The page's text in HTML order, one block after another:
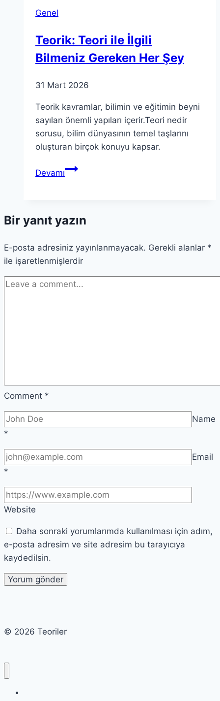
Genel
Teorik: Teori ile İlgili
Bilmeniz Gereken Her Şey
31 Mart 2026
Teorik kavramlar, bilimin ve eğitimin beyni
sayılan önemli yapıları içerir.Teori nedir
sorusu, bilim dünyasının temel taşlarını
oluşturan birçok konuyu kapsar.
DevamıTeorik:
Bilmeniz
Her
Şey
Bir yanıt yazın
E-posta adresiniz yayınlanmayacak. Gerekli alanlar *
ile işaretlenmişlerdir
Comment *
Name
*
Email
*
Website
Daha sonraki yorumlarımda kullanılması için adım,
e-posta adresim ve site adresim bu tarayıcıya
kaydedilsin.
© 2026 Teoriler